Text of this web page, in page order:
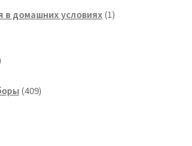
в домашних условиях 11
409409